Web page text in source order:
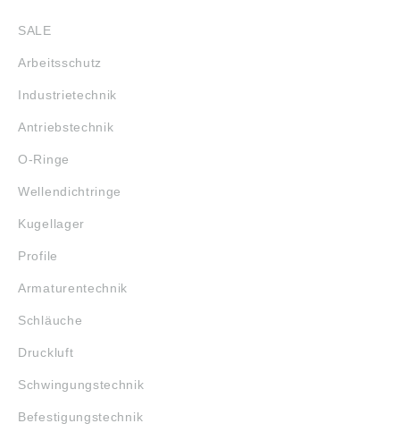
SALE
Arbeitsschutz
Industrietechnik
Antriebstechnik
O-Ringe
Wellendichtringe
Kugellager
Profile
Armaturentechnik
Schläuche
Druckluft
Schwingungstechnik
Befestigungstechnik